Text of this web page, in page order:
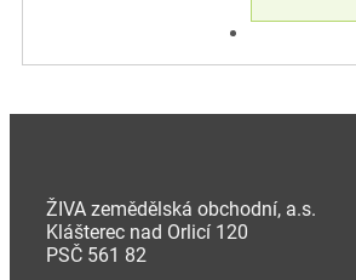
ŽIVA zemědělská obchodní, a.s.
Klášterec nad Orlicí 120
PSČ 561 82